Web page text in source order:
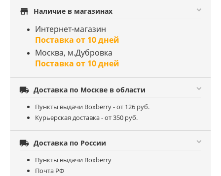
store Наличие в магазинах
Интернет-магазин
Поставка от 10 дней
Москва, м.Дубровка
Поставка от 10 дней
 Доставка по Москве в области
Пункты выдачи Boxberry - от 126 руб.
Курьерская доставка - от 350 руб.
 Доставка по России
Пункты выдачи Boxberry
Почта РФ